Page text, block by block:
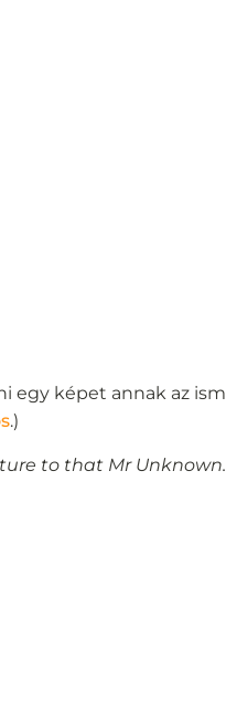
egy képet annak az
.)
to that Mr